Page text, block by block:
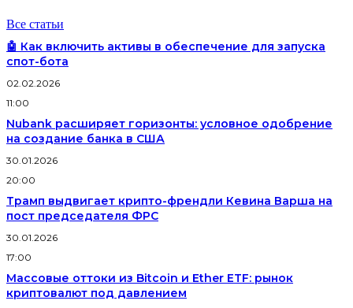
Все статьи
🤖 Как включить активы в обеспечение для запуска
спот-бота
02.02.2026
11:00
Nubank расширяет горизонты: условное одобрение
на создание банка в США
30.01.2026
20:00
Трамп выдвигает крипто-френдли Кевина Варша на
пост председателя ФРС
30.01.2026
17:00
Массовые оттоки из Bitcoin и Ether ETF: рынок
криптовалют под давлением